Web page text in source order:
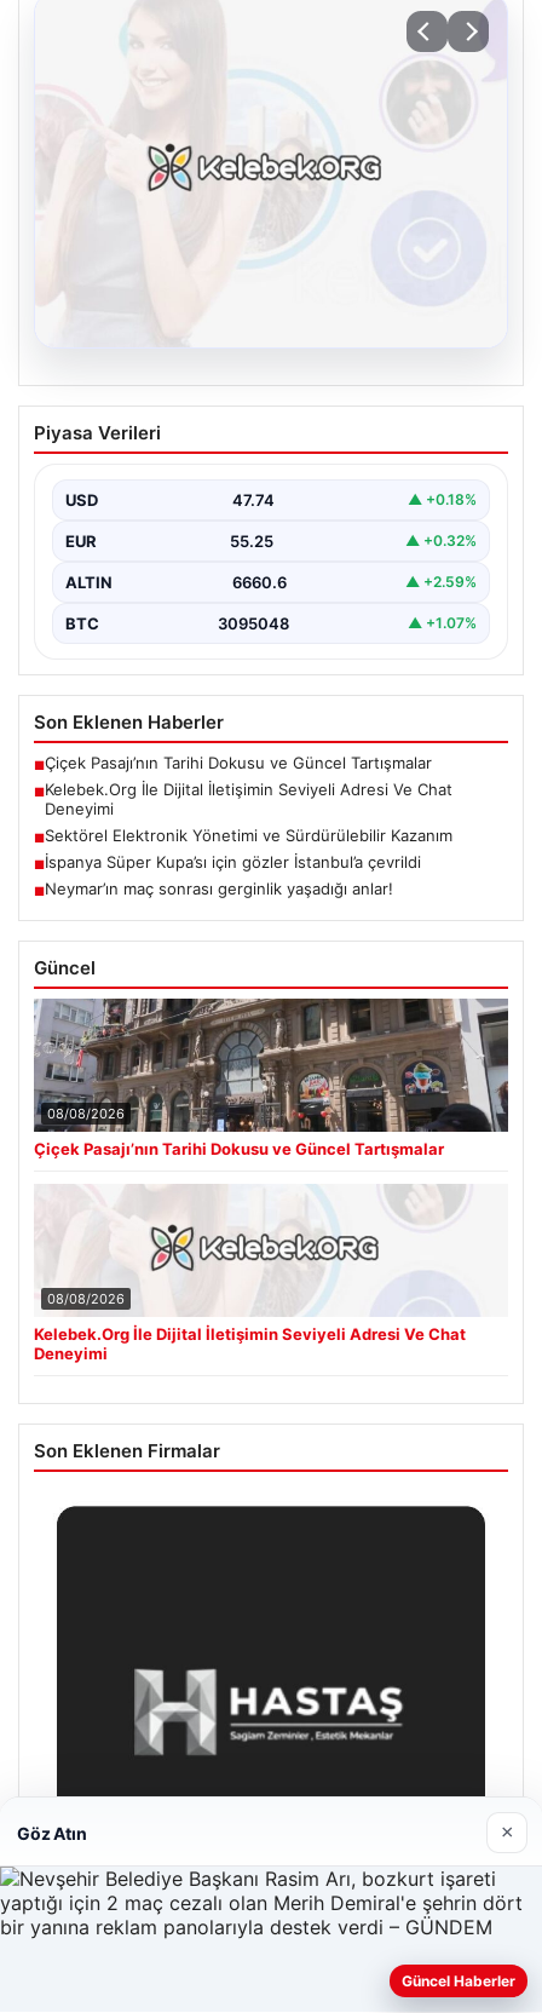
Kelebek.Org İle Dijital İletişimin Seviyeli
Adresi Ve Chat Deneyimi
irtibat kurması büyük bir önem taşımaktadır. Güncel
olarak…
Piyasa Verileri
USD 47.74 ▲ +0.18%
EUR 55.25 ▲ +0.32%
ALTIN 6660.6 ▲ +2.59%
BTC 3095048 ▲ +1.07%
Son Eklenen Haberler
■Çiçek Pasajı’nın Tarihi Dokusu ve Güncel Tartışmalar
■Kelebek.Org İle Dijital İletişimin Seviyeli Adresi Ve Chat
Deneyimi
■Sektörel Elektronik Yönetimi ve Sürdürülebilir Kazanım
■İspanya Süper Kupa’sı için gözler İstanbul’a çevrildi
■Neymar’ın maç sonrası gerginlik yaşadığı anlar!
Güncel
08/08/2026
Çiçek Pasajı’nın Tarihi Dokusu ve Güncel Tartışmalar
08/08/2026
Kelebek.Org İle Dijital İletişimin Seviyeli Adresi Ve Chat
Deneyimi
Son Eklenen Firmalar
Göz Atın ×
Güncel Haberler